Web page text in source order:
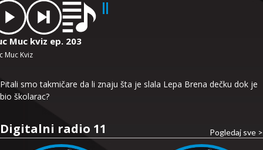
Muc kviz ep. 203
Muc Kviz
Pitali smo takmičare da li znaju šta je slala Lepa Brena dečku dok je
bio školarac?
Digitalni radio 11 Pogledaj sve >